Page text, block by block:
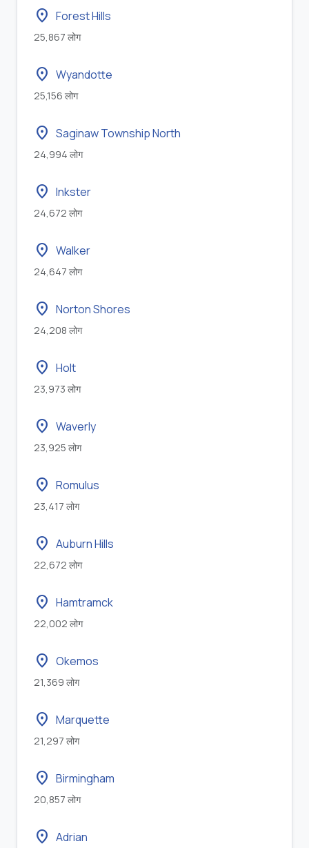
location_on Forest Hills
25,867 लोग
location_on Wyandotte
25,156 लोग
location_on Saginaw Township North
24,994 लोग
location_on Inkster
24,672 लोग
location_on Walker
24,647 लोग
location_on Norton Shores
24,208 लोग
location_on Holt
23,973 लोग
location_on Waverly
23,925 लोग
location_on Romulus
23,417 लोग
location_on Auburn Hills
22,672 लोग
location_on Hamtramck
22,002 लोग
location_on Okemos
21,369 लोग
location_on Marquette
21,297 लोग
location_on Birmingham
20,857 लोग
location_on Adrian